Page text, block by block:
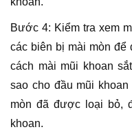
Bước 4: Kiểm tra xem
các biên bị mài mòn để
cách mài mũi khoan
sao cho đầu mũi
mòn đã được loại bỏ,
khoan.